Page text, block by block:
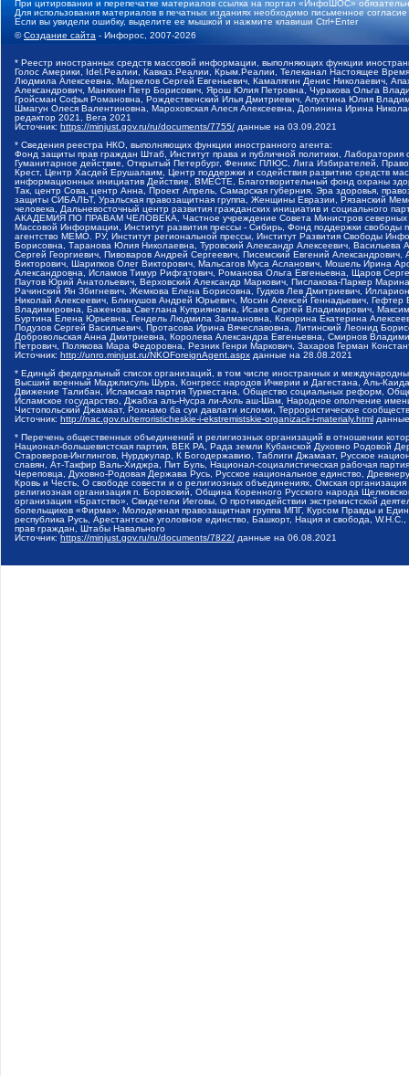
При цитировании и перепечатке материалов ссылка на портал «ИнфоШОС»
Для использования материалов в печатных изданиях необходимо письменное
Если вы увидели ошибку, выделите ее мышкой и нажмите клавиши Ctrl+Enter
©Создание сайта - Инфорос, 2007-2026
* Реестр иностранных средств массовой информации, выполняющих функции
Голос Америки, Idel.Реалии, Кавказ.Реалии, Крым.Реалии, Телеканал Настоящее
Людмила Алексеевна, Маркелов Сергей Евгеньевич, Камалягин Денис Николаевич,
Александрович, Маняхин Петр Борисович, Ярош Юлия Петровна, Чуракова Ольга
Гройсман Софья Романовна, Рождественский Илья Дмитриевич, Апухтина Юлия
Шмагун Олеся Валентиновна, Мароховская Алеся Алексеевна, Долинина Ирина
редактор 2021, Вега 2021
Источник: https://minjust.gov.ru/ru/documents/7755/ данные на 03.09.2021
* Сведения реестра НКО, выполняющих функции иностранного агента:
Фонд защиты прав граждан Штаб, Институт права и публичной политики,
Гуманитарное действие, Открытый Петербург, Феникс ПЛЮС, Лига Избирателей,
Крест, Центр Хасдей Ерушалаим, Центр поддержки и содействия развитию средств
информационных инициатив Действие, ВМЕСТЕ, Благотворительный фонд охраны
Так, центр Сова, центр Анна, Проект Апрель, Самарская губерния, Эра здоровья,
защиты СИБАЛЬТ, Уральская правозащитная группа, Женщины Евразии, Рязанский
человека, Дальневосточный центр развития гражданских инициатив и социального
АКАДЕМИЯ ПО ПРАВАМ ЧЕЛОВЕКА, Частное учреждение Совета Министров северных
Массовой Информации, Институт развития прессы - Сибирь, Фонд поддержки
агентство МЕМО. РУ, Институт региональной прессы, Институт Развития Свободы
Борисовна, Таранова Юлия Николаевна, Туровский Александр Алексеевич,
Сергей Георгиевич, Пивоваров Андрей Сергеевич, Писемский Евгений
Викторович, Шарипков Олег Викторович, Мальсагов Муса Асланович, Мошель Ирина
Александровна, Исламов Тимур Рифгатович, Романова Ольга Евгеньевна, Щаров
Паутов Юрий Анатольевич, Верховский Александр Маркович, Пислакова-Паркер
Рачинский Ян Збигневич, Жемкова Елена Борисовна, Гудков Лев Дмитриевич,
Николай Алексеевич, Блинушов Андрей Юрьевич, Мосин Алексей Геннадьевич,
Владимировна, Баженова Светлана Куприяновна, Исаев Сергей Владимирович,
Буртина Елена Юрьевна, Гендель Людмила Залмановна, Кокорина Екатерина
Подузов Сергей Васильевич, Протасова Ирина Вячеславовна, Литинский Леонид
Добровольская Анна Дмитриевна, Королева Александра Евгеньевна, Смирнов
Петрович, Полякова Мара Федоровна, Резник Генри Маркович, Захаров Герман
Источник: http://unro.minjust.ru/NKOForeignAgent.aspx данные на 28.08.2021
* Единый федеральный список организаций, в том числе иностранных и
Высший военный Маджлисуль Шура, Конгресс народов Ичкерии и Дагестана, Аль-
Движение Талибан, Исламская партия Туркестана, Общество социальных реформ,
Исламское государство, Джабха аль-Нусра ли-Ахль аш-Шам, Народное ополчение
Чистопольский Джамаат, Рохнамо ба суи давлати исломи, Террористическое
Источник: http://nac.gov.ru/terroristicheskie-i-ekstremistskie-organizacii-i-materialy.html
* Перечень общественных объединений и религиозных организаций в отношении
Национал-большевистская партия, ВЕК РА, Рада земли Кубанской Духовно Родовой
Староверов-Инглингов, Нурджулар, К Богодержавию, Таблиги Джамаат, Русское
славян, Ат-Такфир Валь-Хиджра, Пит Буль, Национал-социалистическая рабочая
Череповца, Духовно-Родовая Держава Русь, Русское национальное единство,
Кровь и Честь, О свободе совести и о религиозных объединениях, Омская
религиозная организация п. Боровский, Община Коренного Русского народа
организация «Братство», Свидетели Иеговы, О противодействии экстремистской
болельщиков «Фирма», Молодежная правозащитная группа МПГ, Курсом Правды и
республика Русь, Арестантское уголовное единство, Башкорт, Нация и свобода,
прав граждан, Штабы Навального
Источник: https://minjust.gov.ru/ru/documents/7822/ данные на 06.08.2021